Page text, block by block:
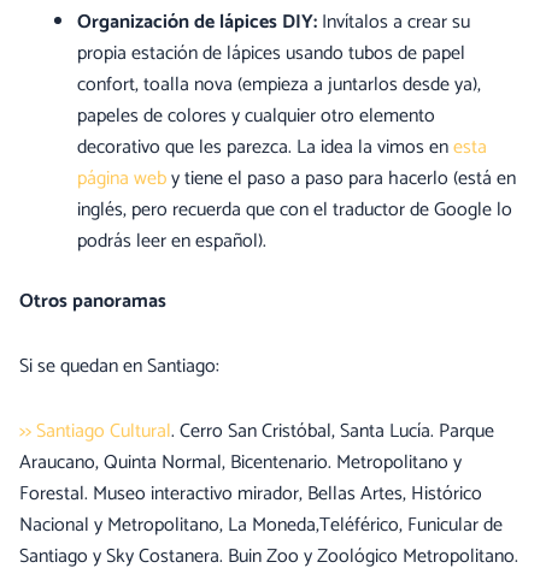
Organización de lápices DIY:Invítalos a crear su
propia estación de lápices usando tubos de papel
confort, toalla nova (empieza a juntarlos desde ya),
papeles de colores y cualquier otro elemento
decorativo que les parezca. La idea la vimos enesta
página weby tiene el paso a paso para hacerlo (está en
inglés, pero recuerda que con el traductor de Google lo
podrás leer en español).
Otros panoramas
Si se quedan en Santiago:
>> Santiago Cultural. Cerro San Cristóbal, Santa Lucía. Parque
Araucano, Quinta Normal, Bicentenario. Metropolitano y
Forestal. Museo interactivo mirador, Bellas Artes, Histórico
Nacional y Metropolitano, La Moneda,Teléférico, Funicular de
Santiago y Sky Costanera. Buin Zoo y Zoológico Metropolitano.